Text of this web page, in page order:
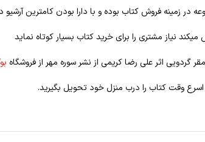
زمینه فروش کتاب بوده و با دارا بودن کامترین آرشیو
میکند نیاز مشتری را برای خرید کتاب بسیار کوتاه نماید
گردویی اثر علی رضا کریمی از نشر سوره مهر از فروشگاه
وقت کتاب را درب منزل خود تحویل بگیرید.